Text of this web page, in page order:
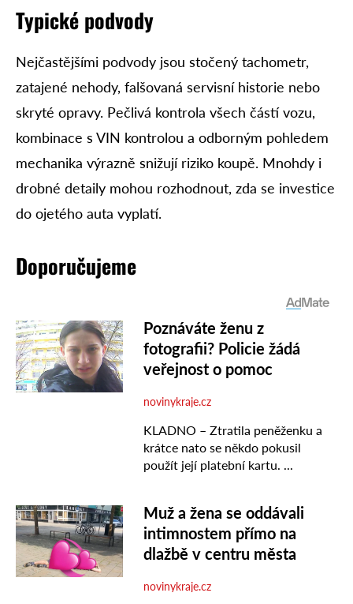
Typické podvody
Nejčastějšími podvody jsou stočený tachometr,
zatajené nehody, falšovaná servisní historie nebo
skryté opravy. Pečlivá kontrola všech částí vozu,
kombinace s VIN kontrolou a odborným pohledem
mechanika výrazně snižují riziko koupě. Mnohdy i
drobné detaily mohou rozhodnout, zda se investice
do ojetého auta vyplatí.
Doporučujeme